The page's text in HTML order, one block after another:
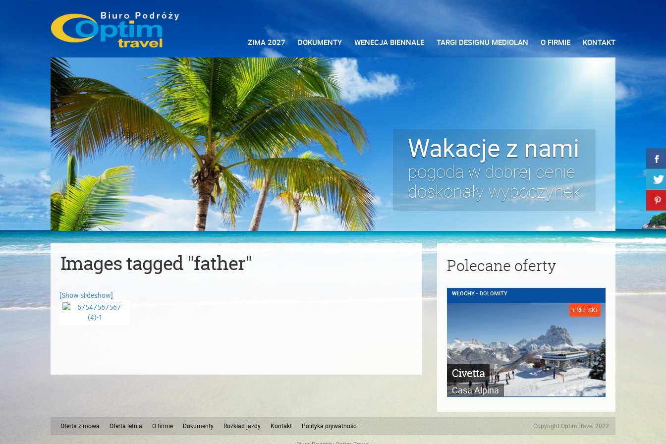
ZIMA 2027 DOKUMENTY WENECJA BIENNALE TARGI DESIGNU MEDIOLAN O FIRMIE KONTAKT
Wakacje z nami
pogoda w dobrej cenie
doskonały wypoczynek
Images tagged "father"
[Show slideshow]
Polecane oferty
WŁOCHY - DOLOMITY
FREE SKI
Civetta
Casa Alpina
Copyright OptimTravel 2022.
Oferta zimowa Oferta letnia O firmie Dokumenty Rozkład jazdy Kontakt Polityka prywatności